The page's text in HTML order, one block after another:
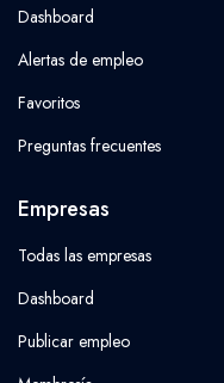
Dashboard
Alertas de empleo
Favoritos
Preguntas frecuentes
Empresas
Todas las empresas
Dashboard
Publicar empleo